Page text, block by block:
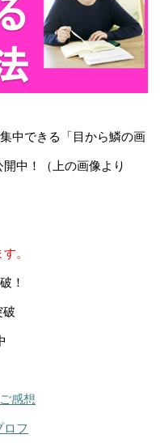
中できる「目から鱗の画
中！（上の画像より
。
！
破
ご感想
ロフ